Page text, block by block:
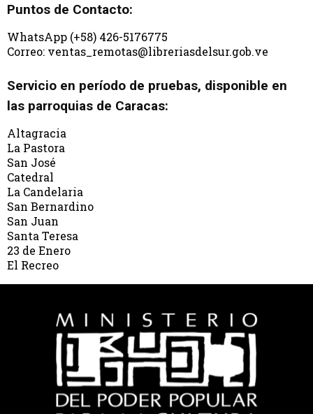
Puntos de Contacto:
WhatsApp (+58) 426-5176775
Correo: ventas_remotas@libreriasdelsur.gob.ve
Servicio en período de pruebas, disponible en
las parroquias de Caracas:
Altagracia
La Pastora
San José
Catedral
La Candelaria
San Bernardino
San Juan
Santa Teresa
23 de Enero
El Recreo